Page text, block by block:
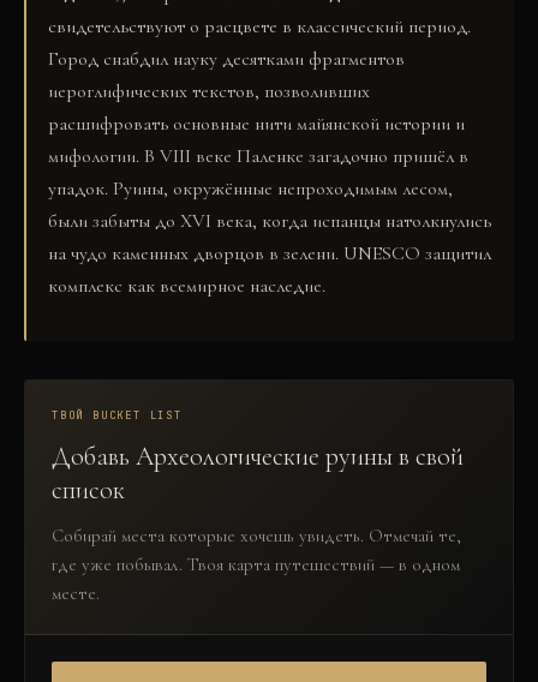
свидетельствуют о расцвете в классический период.
Город снабдил науку десятками фрагментов
иероглифических текстов, позволивших
расшифровать основные нити майянской истории и
мифологии. В VIII веке Паленке загадочно пришёл в
упадок. Руины, окружённые непроходимым лесом,
были забыты до XVI века, когда испанцы натолкнулись
на чудо каменных дворцов в зелени. UNESCO защитил
комплекс как всемирное наследие.
ТВОЙ BUCKET LIST
Добавь Археологические руиныв свой
список
Собирай места которые хочешь увидеть. Отмечай те,
где уже побывал. Твоя карта путешествий — в одном
месте.